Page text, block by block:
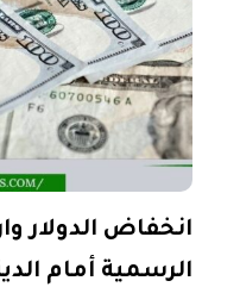
انخفاض الدولار
الرسمية أمام